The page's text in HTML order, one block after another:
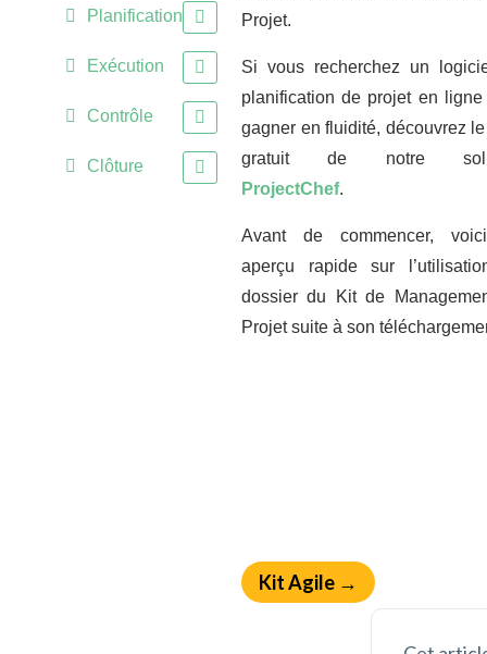
Planification
Exécution
Contrôle
Clôture
Projet.
Si vous recherchez un
planification de projet en ligne
gagner en fluidité, découvrez
gratuit de notre
ProjectChef.
Avant de commencer,
aperçu rapide sur
dossier du Kit de
Projet suite à son
Kit Agile →